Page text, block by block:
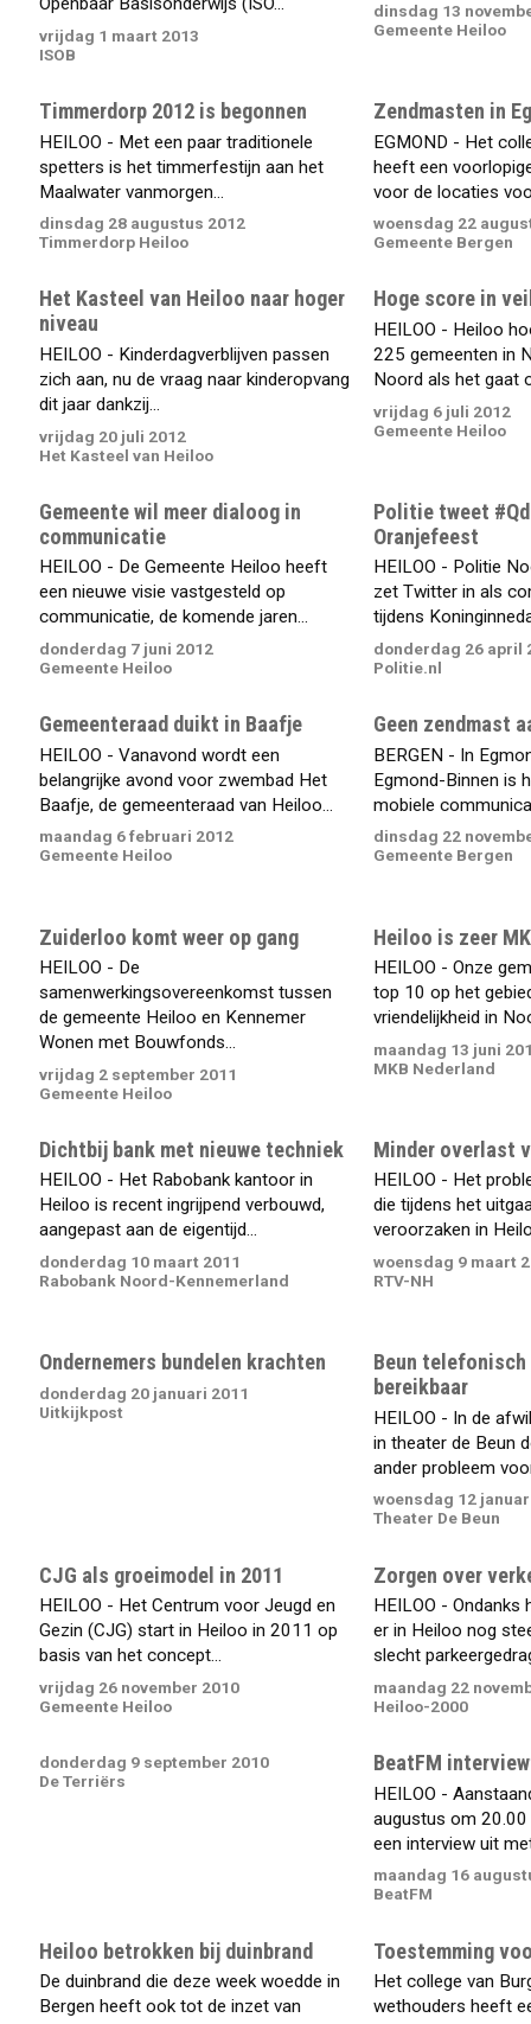
vrijdag 1 maart 2013
ISOB
dinsdag 13
Gemeente Heiloo
Timmerdorp 2012 is begonnen
HEILOO - Met een paar traditionele
spetters is het timmerfestijn aan het
Maalwater vanmorgen...
dinsdag 28 augustus 2012
Timmerdorp Heiloo
Zendmasten in
EGMOND - Het
heeft een
voor de locaties
woensdag 22
Gemeente Bergen
Het Kasteel van Heiloo naar hoger
niveau
HEILOO - Kinderdagverblijven passen
zich aan, nu de vraag naar kinderopvang
dit jaar dankzij...
vrijdag 20 juli 2012
Het Kasteel van Heiloo
Hoge score in
HEILOO - Heiloo
225 gemeenten in
Noord als het gaat
vrijdag 6 juli 2012
Gemeente Heiloo
Gemeente wil meer dialoog in
communicatie
HEILOO - De Gemeente Heiloo heeft
een nieuwe visie vastgesteld op
communicatie, de komende jaren...
donderdag 7 juni 2012
Gemeente Heiloo
Politie tweet
Oranjefeest
HEILOO - Politie
zet Twitter in als
tijdens
donderdag 26 april
Politie.nl
Gemeenteraad duikt in Baafje
HEILOO - Vanavond wordt een
belangrijke avond voor zwembad Het
Baafje, de gemeenteraad van Heiloo...
maandag 6 februari 2012
Gemeente Heiloo
Geen zendmast
BERGEN - In
Egmond-Binnen is
mobiele
dinsdag 22
Gemeente Bergen
Zuiderloo komt weer op gang
HEILOO - De
samenwerkingsovereenkomst tussen
de gemeente Heiloo en Kennemer
Wonen met Bouwfonds...
vrijdag 2 september 2011
Gemeente Heiloo
Heiloo is zeer
HEILOO - Onze
top 10 op het
vriendelijkheid in
maandag 13 juni
MKB Nederland
Dichtbij bank met nieuwe techniek
HEILOO - Het Rabobank kantoor in
Heiloo is recent ingrijpend verbouwd,
aangepast aan de eigentijd...
donderdag 10 maart 2011
Rabobank Noord-Kennemerland
Minder overlast
HEILOO - Het
die tijdens het
veroorzaken in
woensdag 9 maart
RTV-NH
Ondernemers bundelen krachten
donderdag 20 januari 2011
Uitkijkpost
Beun
bereikbaar
HEILOO - In de
in theater de Beun
ander probleem
woensdag 12
Theater De Beun
CJG als groeimodel in 2011
HEILOO - Het Centrum voor Jeugd en
Gezin (CJG) start in Heiloo in 2011 op
basis van het concept...
vrijdag 26 november 2010
Gemeente Heiloo
Zorgen over
HEILOO - Ondanks
er in Heiloo nog
slecht
maandag 22
Heiloo-2000
donderdag 9 september 2010
De Terriërs
BeatFM
HEILOO -
augustus om
een interview uit
maandag 16
BeatFM
Heiloo betrokken bij duinbrand
De duinbrand die deze week woedde in
Bergen heeft ook tot de inzet van
Toestemming
Het college van
wethouders heeft